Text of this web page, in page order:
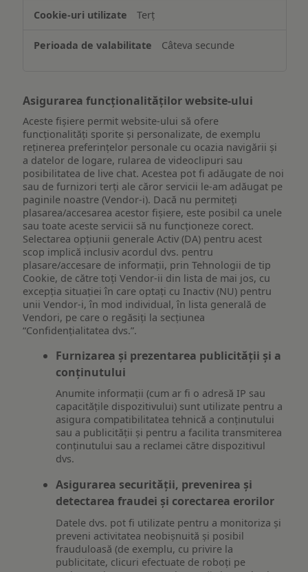
pe
dispozitiv
Terț
Câteva secunde
Asigurarea funcționalităților website-ului
Aceste fișiere permit website-ului să ofere
funcționalități sporite și personalizate, de exemplu
reţinerea preferinţelor personale cu ocazia navigării și
a datelor de logare, rularea de videoclipuri sau
posibilitatea de live chat. Acestea pot fi adăugate de noi
sau de furnizori terți ale căror servicii le-am adăugat pe
paginile noastre (Vendor-i). Dacă nu permiteți
plasarea/accesarea acestor fișiere, este posibil ca unele
sau toate aceste servicii să nu funcționeze corect.
Selectarea opțiunii generale Activ (DA) pentru acest
scop implică inclusiv acordul dvs. pentru
plasare/accesare de informații, prin Tehnologii de tip
Cookie, de către toți Vendor-ii din lista de mai jos, cu
excepția situației în care optați cu Inactiv (NU) pentru
unii Vendor-i, în mod individual, în lista generală de
Vendori, pe care o regăsiți la secțiunea
“Confidențialitatea dvs.”.
Furnizarea și prezentarea publicității și a
conținutului
Anumite informații (cum ar fi o adresă IP sau
capacitățile dispozitivului) sunt utilizate pentru a
asigura compatibilitatea tehnică a conținutului
sau a publicității și pentru a facilita transmiterea
conținutului sau a reclamei către dispozitivul
dvs.
Asigurarea securității, prevenirea și
detectarea fraudei și corectarea erorilor
Datele dvs. pot fi utilizate pentru a monitoriza și
preveni activitatea neobișnuită și posibil
frauduloasă (de exemplu, cu privire la
publicitate, clicuri efectuate de roboți pe